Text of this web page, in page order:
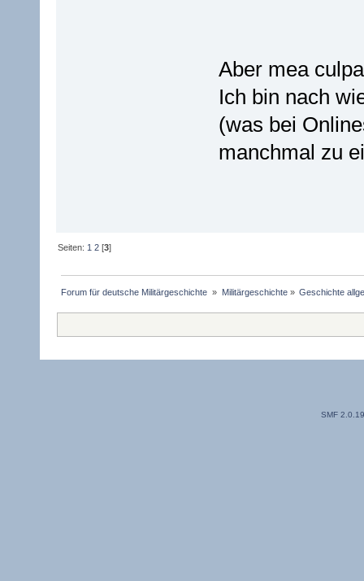
Aber mea
Ich bin nach
(was bei
manchmal zu
Seiten: 1 2 [3]
Forum für deutsche Militärgeschichte » Militärgeschichte» Geschichte
SMF 2.0.19